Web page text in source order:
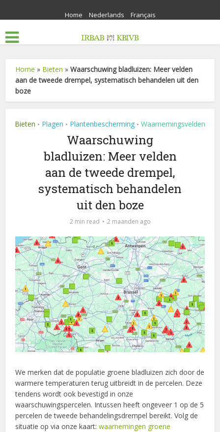
Home Nederlands Français
Home » Bieten »Waarschuwing bladluizen: Meer velden
aan de tweede drempel, systematisch behandelen uit den
boze
Bieten • Plagen • Plantenbescherming • Waarnemingsvelden
Waarschuwing
bladluizen: Meer velden
aan de tweede drempel,
systematisch behandelen
uit den boze
2 min read 2 maanden ago
We merken dat de populatie groene bladluizen zich door de
warmere temperaturen terug uitbreidt in de percelen. Deze
tendens wordt ook bevestigd in onze
waarschuwingspercelen. Intussen heeft ongeveer 1 op de 5
percelen de tweede behandelingsdrempel bereikt. Volg de
situatie op via onze kaart:waarnemingen groene